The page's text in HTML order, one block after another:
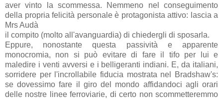
aver vinto la scommessa. Nemmeno nel conseguimento
della propria felicità personale è protagonista attivo: lascia a
Mrs Audà
il compito (molto all'avanguardia) di chiedergli di sposarla.
Eppure, nonostante questa passività e apparente
monocromia, non si può evitare di fare il tifo per lui e
maledire i venti avversi e i belligeranti indiani. E, da italiani,
sorridere per l'incrollabile fiducia mostrata nel Bradshaw's:
se dovessimo fare il giro del mondo affidandoci agli orari
delle nostre linee ferroviarie, di certo non scommetteremmo